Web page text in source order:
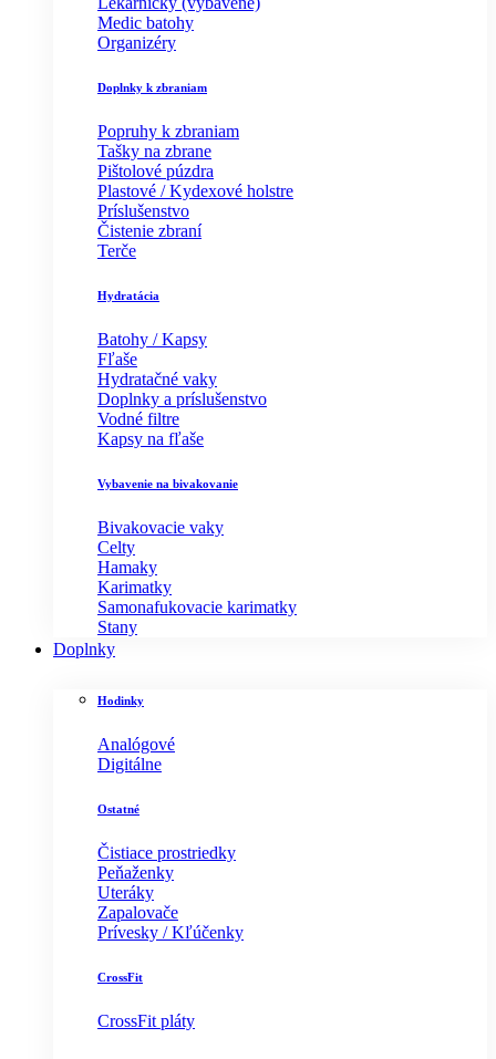
Medic batohy
Organizéry
Doplnky k zbraniam
Popruhy k zbraniam
Tašky na zbrane
Pištolové púzdra
Plastové / Kydexové holstre
Príslušenstvo
Čistenie zbraní
Terče
Hydratácia
Batohy / Kapsy
Fľaše
Hydratačné vaky
Doplnky a príslušenstvo
Vodné filtre
Kapsy na fľaše
Vybavenie na bivakovanie
Bivakovacie vaky
Celty
Hamaky
Karimatky
Samonafukovacie karimatky
Stany
Doplnky
Hodinky
Analógové
Digitálne
Ostatné
Čistiace prostriedky
Peňaženky
Uteráky
Zapalovače
Prívesky / Kľúčenky
CrossFit
CrossFit pláty